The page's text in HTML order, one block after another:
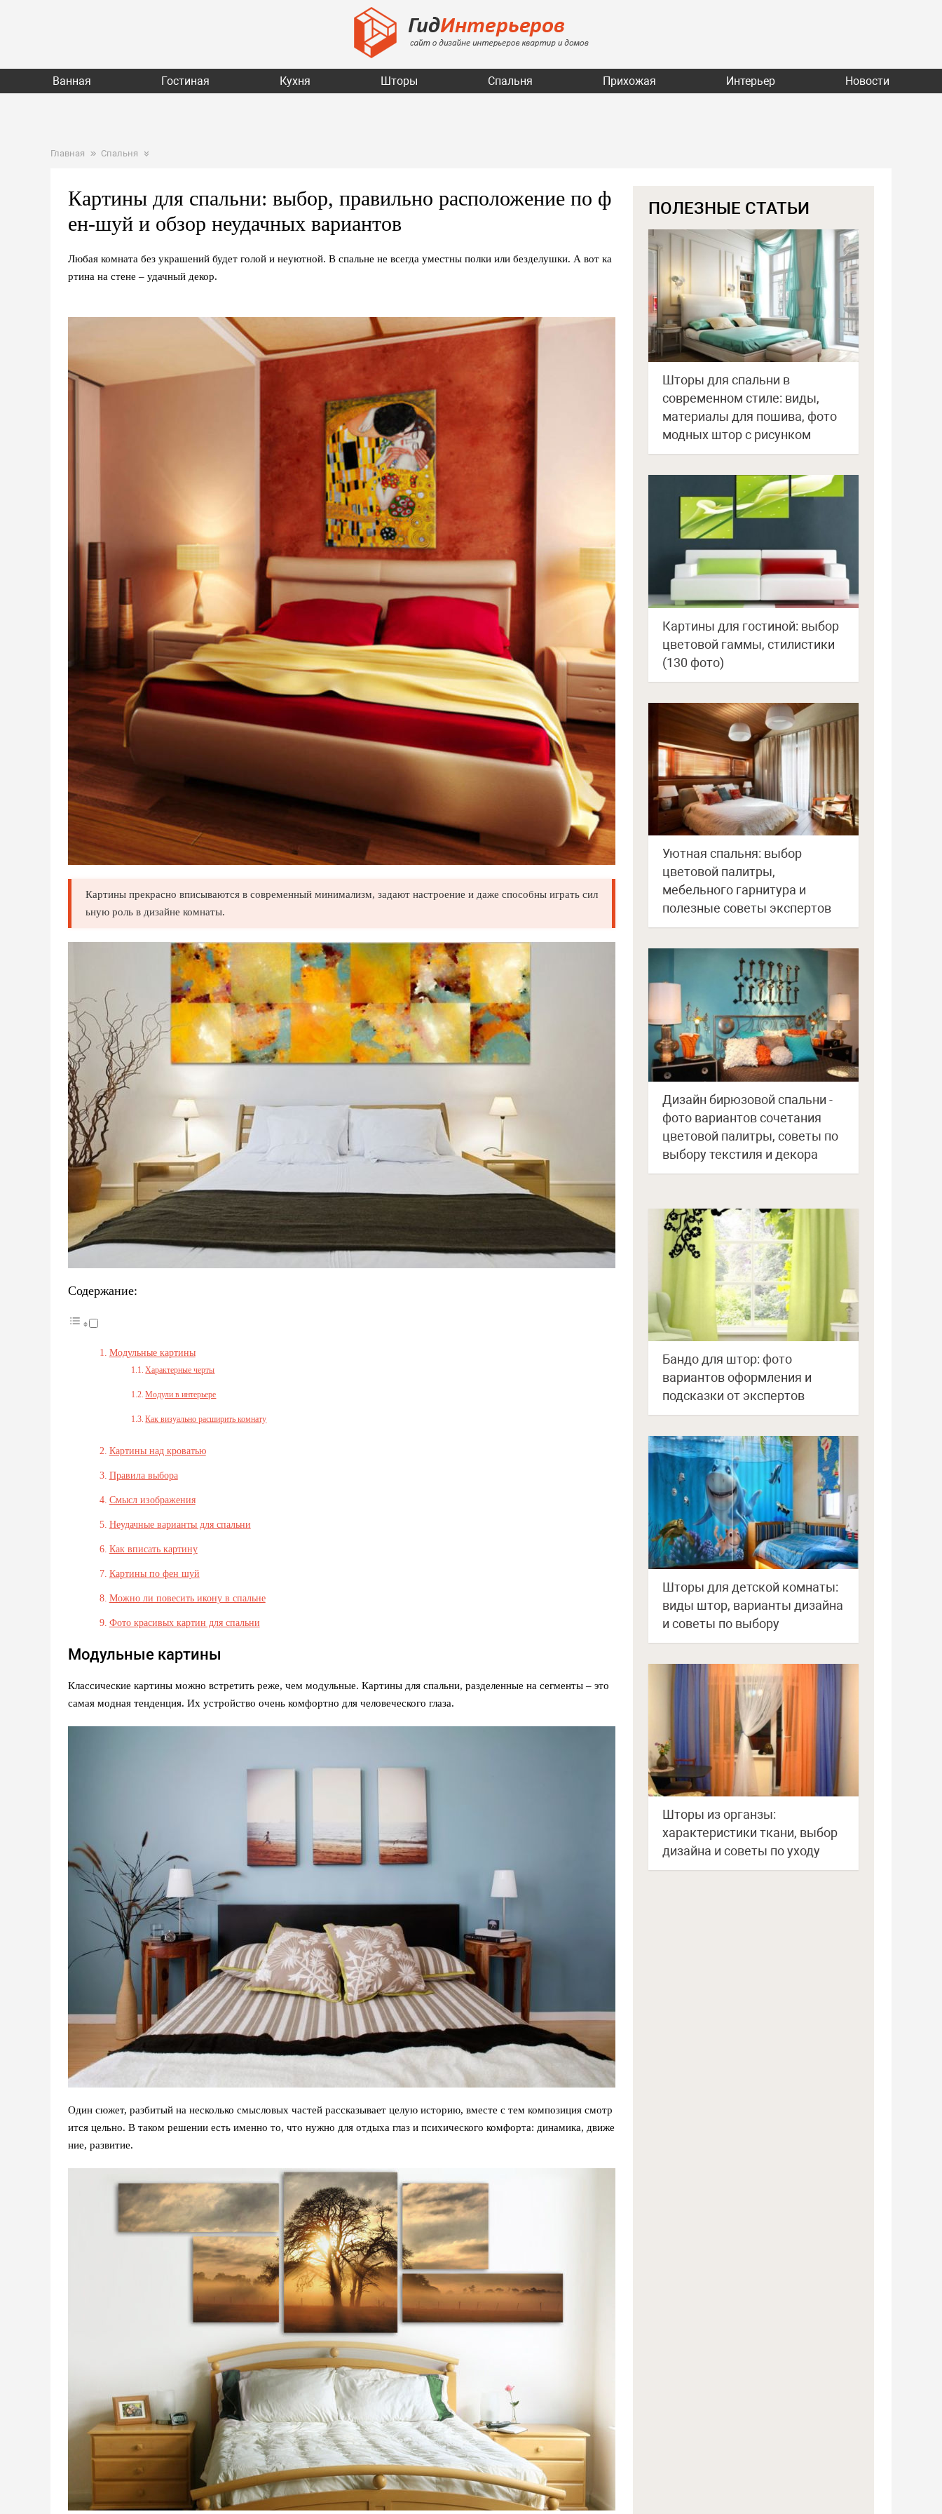
Ванная Гостиная Кухня Шторы Спальня Прихожая Интерьер Новости
Главная Спальня
Картины для спальни: выбор, правильно расположение по ф
ен-шуй и обзор неудачных вариантов
Любая комната без украшений будет голой и неуютной. В спальне не всегда уместны полки или безделушки. А вот ка
ртина на стене – удачный декор.
Картины прекрасно вписываются в современный минимализм, задают настроение и даже способны играть сил
ьную роль в дизайне комнаты.
Содержание:
Модульные картины
Характерные черты
Модули в интерьере
Как визуально расширить комнату
Картины над кроватью
Правила выбора
Смысл изображения
Неудачные варианты для спальни
Как вписать картину
Картины по фен шуй
Можно ли повесить икону в спальне
Фото красивых картин для спальни
Модульные картины
Классические картины можно встретить реже, чем модульные. Картины для спальни, разделенные на сегменты – это
самая модная тенденция. Их устройство очень комфортно для человеческого глаза.
Один сюжет, разбитый на несколько смысловых частей рассказывает целую историю, вместе с тем композиция смотр
ится цельно. В таком решении есть именно то, что нужно для отдыха глаз и психического комфорта: динамика, движе
ние, развитие.
ПОЛЕЗНЫЕ СТАТЬИ
Шторы для спальни в
современном стиле: виды,
материалы для пошива, фото
модных штор с рисунком
Картины для гостиной: выбор
цветовой гаммы, стилистики
(130 фото)
Уютная спальня: выбор
цветовой палитры,
мебельного гарнитура и
полезные советы экспертов
Дизайн бирюзовой спальни -
фото вариантов сочетания
цветовой палитры, советы по
выбору текстиля и декора
Бандо для штор: фото
вариантов оформления и
подсказки от экспертов
Шторы для детской комнаты:
виды штор, варианты дизайна
и советы по выбору
Шторы из органзы:
характеристики ткани, выбор
дизайна и советы по уходу